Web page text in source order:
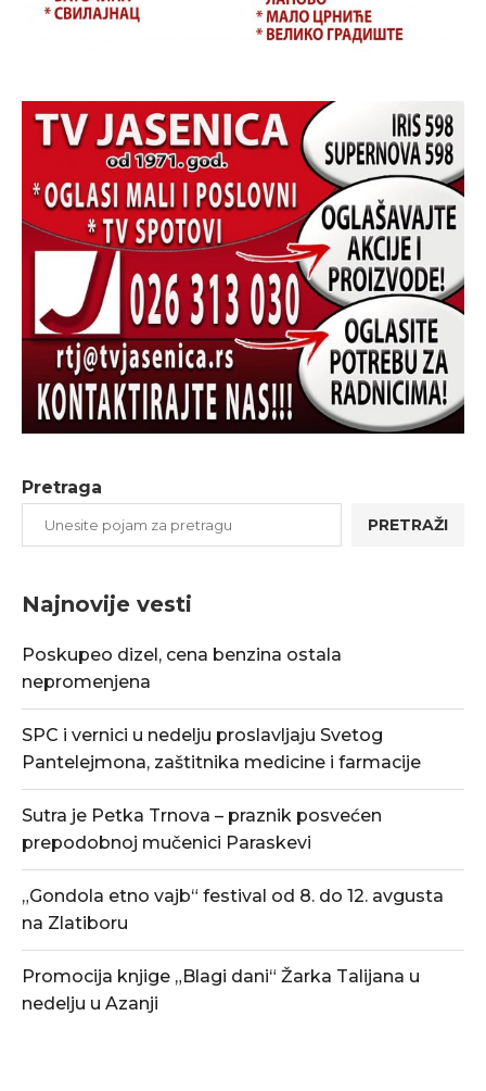
Pretraga
PRETRAŽI
Najnovije vesti
Poskupeo dizel, cena benzina ostala
nepromenjena
SPC i vernici u nedelju proslavljaju Svetog
Pantelejmona, zaštitnika medicine i farmacije
Sutra je Petka Trnova – praznik posvećen
prepodobnoj mučenici Paraskevi
„Gondola etno vajb“ festival od 8. do 12. avgusta
na Zlatiboru
Promocija knjige „Blagi dani“ Žarka Talijana u
nedelju u Azanji